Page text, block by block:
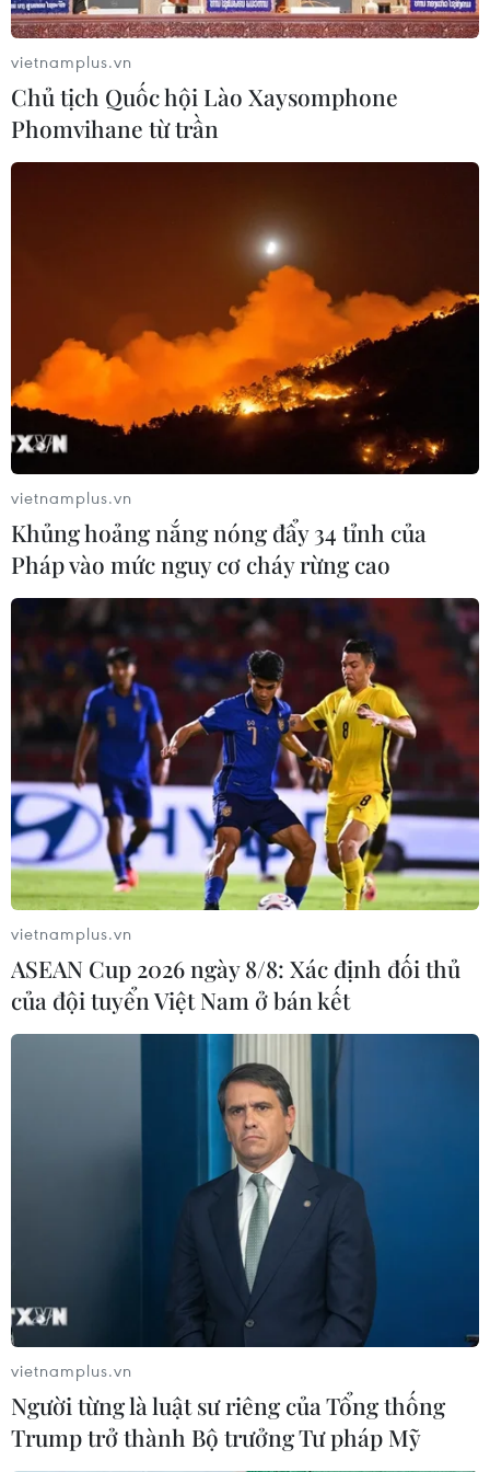
vietnamplus.vn
Chủ tịch Quốc hội Lào Xaysomphone
Phomvihane từ trần
vietnamplus.vn
Khủng hoảng nắng nóng đẩy 34 tỉnh của
Pháp vào mức nguy cơ cháy rừng cao
vietnamplus.vn
ASEAN Cup 2026 ngày 8/8: Xác định đối thủ
của đội tuyển Việt Nam ở bán kết
vietnamplus.vn
Người từng là luật sư riêng của Tổng thống
Trump trở thành Bộ trưởng Tư pháp Mỹ